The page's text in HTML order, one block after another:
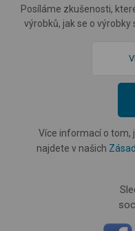
Posíláme zkušenosti,
výrobků, jak se o výrobky
Více informací o tom,
najdete v našich